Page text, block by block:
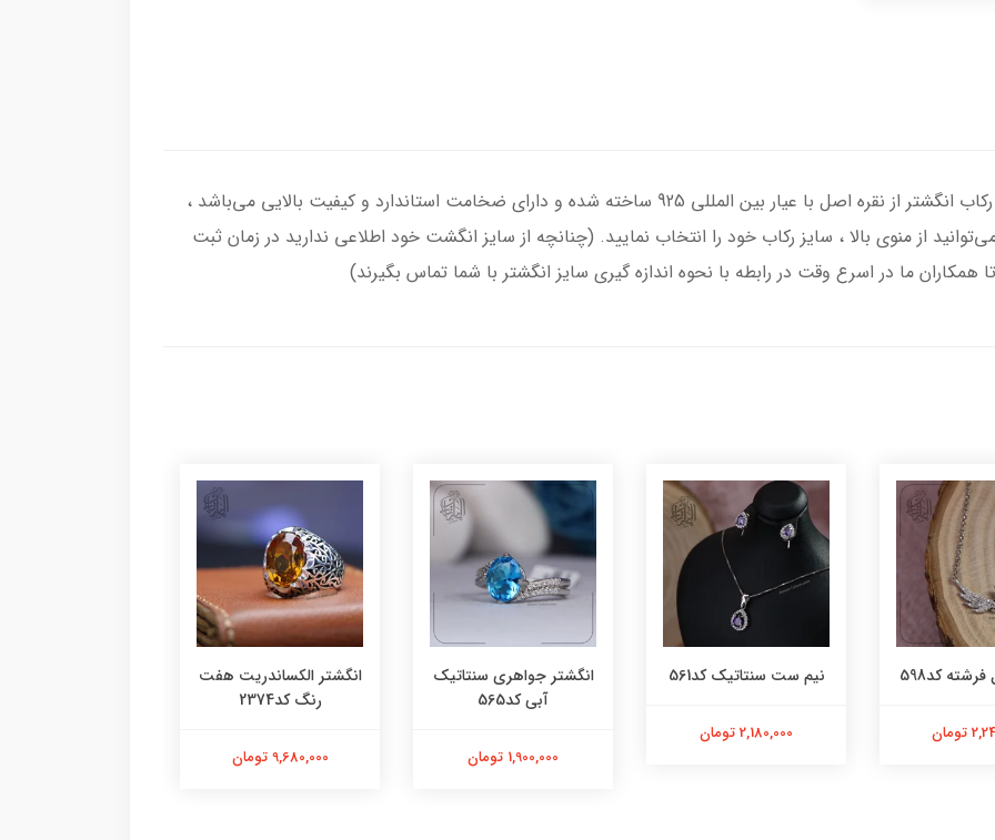
انگشتر نقره زنانه با سنگ عقیق سبز درجه یک ، رکاب انگشتر از نقره اصل با عیار بین المللی 925 ساخته شده و دارای ضخامت استاندارد و کیفیت بالایی می‌باشد ،
از منوی بالا ، سایز رکاب خود را انتخاب نمایید. (چنانچه از سایز انگشت خود اطلاعی ندارید در زمان ثبت
همکاران ما در اسرع وقت در رابطه با نحوه اندازه گیری سایز انگشتر با شما تماس بگیرند)
کد598 نیم ست سنتاتیک کد561
2,180,000 تومان
انگشتر جواهری سنتاتیک
آبی کد565
1,900,000 تومان
انگشتر الکساندریت هفت
رنگ کد2374
9,680,000 تومان